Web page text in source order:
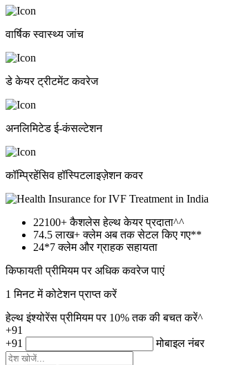
वार्षिक स्वास्थ्य जांच
डे केयर ट्रीटमेंट कवरेज
अनलिमिटेड ई-कंसल्टेशन
कॉम्प्रिहेंसिव हॉस्पिटलाइज़ेशन कवर
22100+ कैशलेस हेल्थ केयर प्रदाता^^
74.5 लाख+ क्लेम अब तक सेटल किए गए**
24*7 क्लेम और ग्राहक सहायता
किफायती प्रीमियम पर अधिक कवरेज पाएं
1 मिनट में कोटेशन प्राप्त करें
हेल्थ इंश्योरेंस प्रीमियम पर 10% तक की बचत करें^
+91
+91
मोबाइल नंबर